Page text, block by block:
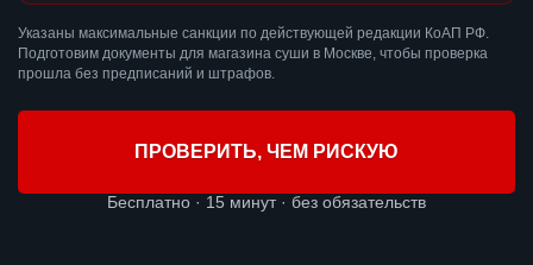
Указаны максимальные санкции по действующей редакции КоАП РФ.
Подготовим документы для магазина суши в Москве, чтобы проверка
прошла без предписаний и штрафов.
ПРОВЕРИТЬ, ЧЕМ РИСКУЮ
Бесплатно · 15 минут · без обязательств